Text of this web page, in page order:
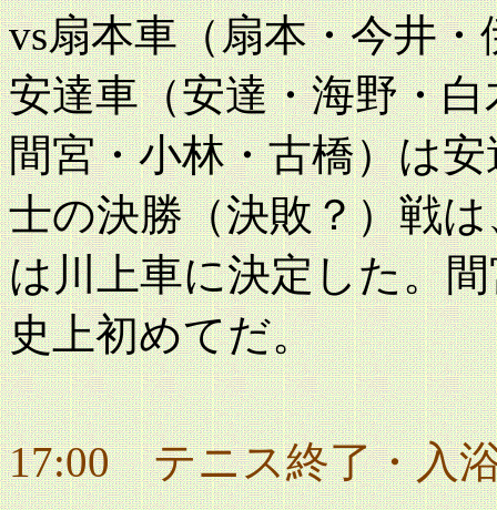
vs扇本車（扇本・今井
安達車（安達・海野・
間宮・小林・古橋）は
士の決勝（決敗？）戦
は川上車に決定した。
史上初めてだ。
17:00 テニス終了・入